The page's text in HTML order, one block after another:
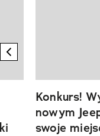
previous element
Konkurs!
nowym
swoje